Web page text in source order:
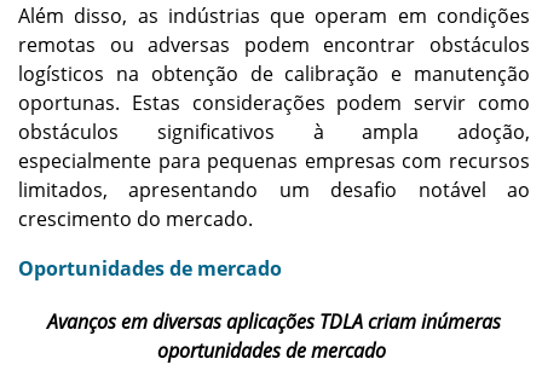
Além disso, as indústrias que operam em condições
remotas ou adversas podem encontrar obstáculos
logísticos na obtenção de calibração e manutenção
oportunas. Estas considerações podem servir como
obstáculos significativos à ampla adoção,
especialmente para pequenas empresas com recursos
limitados, apresentando um desafio notável ao
crescimento do mercado.
Oportunidades de mercado
Avanços em diversas aplicações TDLA criam inúmeras
oportunidades de mercado